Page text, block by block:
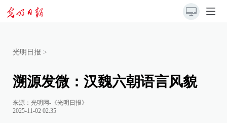
光明日报 >
溯源发微：汉魏六朝语言风貌
来源： 光明网-《光明日报》
2025-11-02 02:35